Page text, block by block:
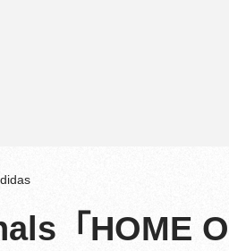
「HOME